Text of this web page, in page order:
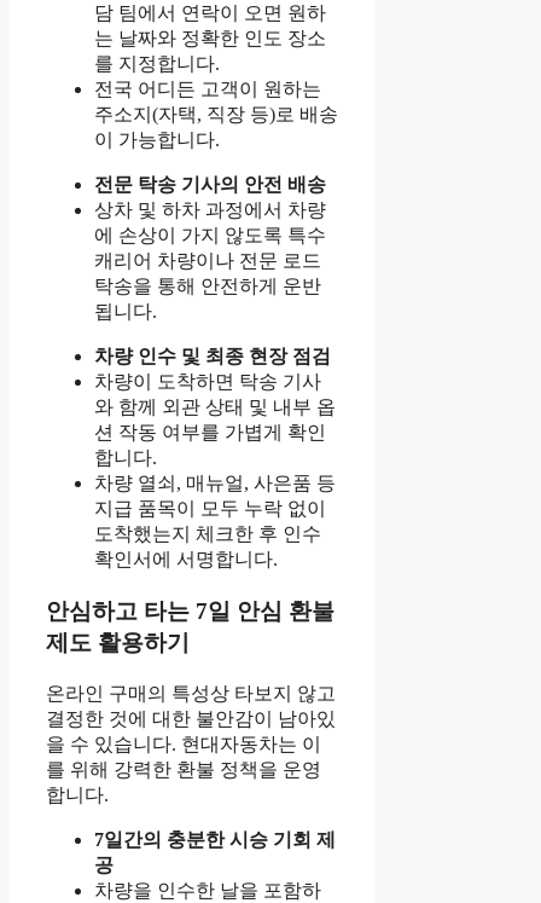
담 팀에서 연락이 오면 원하
는 날짜와 정확한 인도 장소
를 지정합니다.
전국 어디든 고객이 원하는
주소지(자택, 직장 등)로 배송
이 가능합니다.
전문 탁송 기사의 안전 배송
상차 및 하차 과정에서 차량
에 손상이 가지 않도록 특수
캐리어 차량이나 전문 로드
탁송을 통해 안전하게 운반
됩니다.
차량 인수 및 최종 현장 점검
차량이 도착하면 탁송 기사
와 함께 외관 상태 및 내부 옵
션 작동 여부를 가볍게 확인
합니다.
차량 열쇠, 매뉴얼, 사은품 등
지급 품목이 모두 누락 없이
도착했는지 체크한 후 인수
확인서에 서명합니다.
안심하고 타는 7일 안심 환불
제도 활용하기
온라인 구매의 특성상 타보지 않고
결정한 것에 대한 불안감이 남아있
을 수 있습니다. 현대자동차는 이
를 위해 강력한 환불 정책을 운영
합니다.
7일간의 충분한 시승 기회 제
공
차량을 인수한 날을 포함하